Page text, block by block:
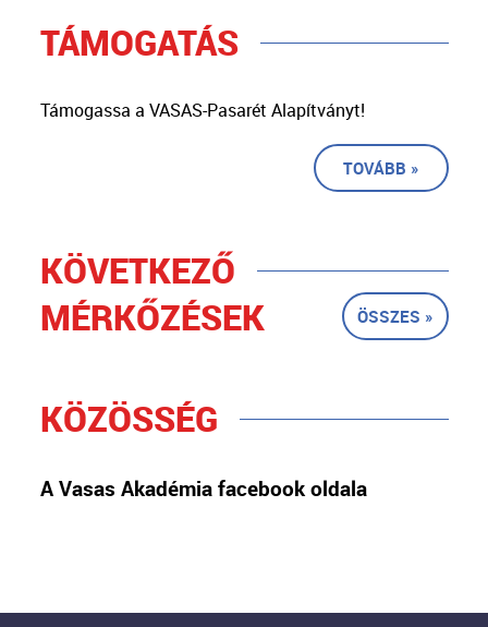
TÁMOGATÁS
Támogassa a VASAS-Pasarét Alapítványt!
TOVÁBB »
KÖVETKEZŐ
MÉRKŐZÉSEK
ÖSSZES »
KÖZÖSSÉG
A Vasas Akadémia facebook oldala